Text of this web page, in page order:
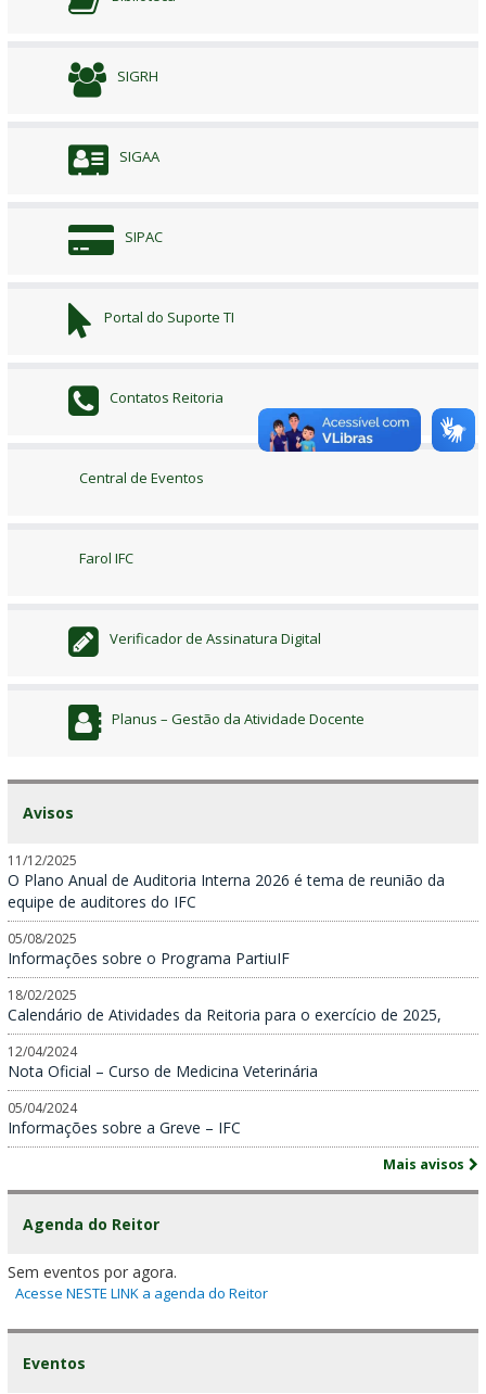
Avisos
11/12/2025
O Plano Anual de Auditoria Interna 2026 é tema de reunião da
equipe de auditores do IFC
05/08/2025
Informações sobre o Programa PartiuIF
18/02/2025
Calendário de Atividades da Reitoria para o exercício de 2025,
12/04/2024
Nota Oficial – Curso de Medicina Veterinária
05/04/2024
Informações sobre a Greve – IFC
Mais avisos
Agenda do Reitor
Sem eventos por agora.
Acesse NESTE LINK a agenda do Reitor
Eventos
SIGRH
SIGAA
SIPAC
Portal do Suporte TI
Contatos Reitoria
Central de Eventos
Farol IFC
Verificador de Assinatura Digital
Planus – Gestão da Atividade Docente